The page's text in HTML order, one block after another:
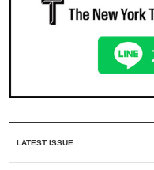
LATEST ISSUE